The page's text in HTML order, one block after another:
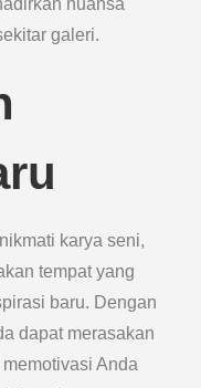
nuansa
galeri.
karya seni,
tempat yang
baru. Dengan
dapat merasakan
Anda